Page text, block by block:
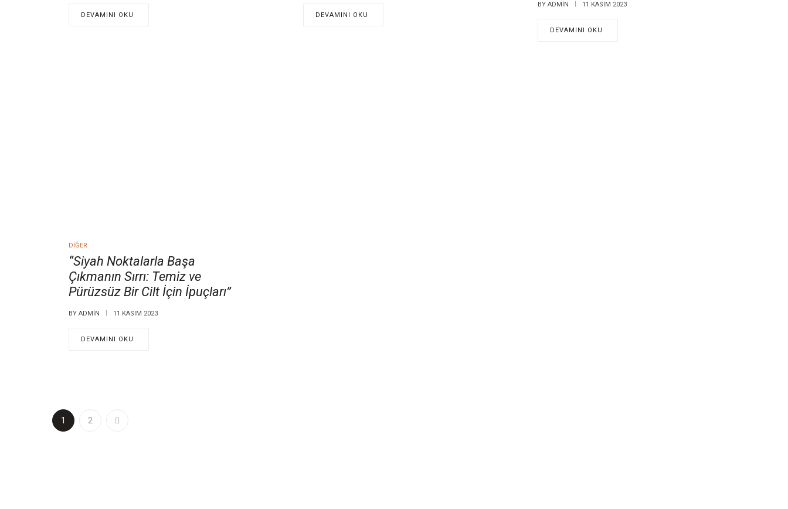
DEVAMINI OKU DEVAMINI OKU
BY ADMIN 11 KASIM 2023
DEVAMINI OKU
DIĞER
“Siyah Noktalarla Başa
Çıkmanın Sırrı: Temiz ve
Pürüzsüz Bir Cilt İçin İpuçları”
BY ADMIN 11 KASIM 2023
DEVAMINI OKU
1 2